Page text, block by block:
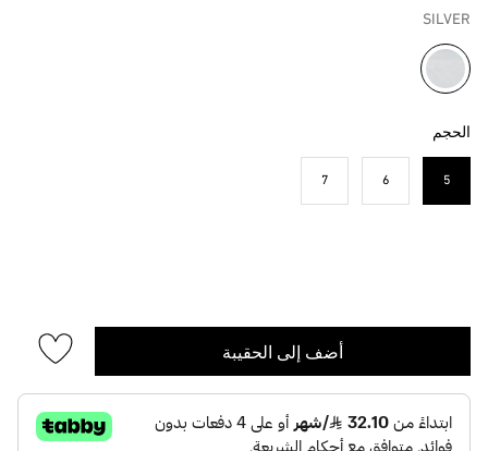
SILVER
مختار
الحجم
5
6
7
أضف إلى الحقيبة